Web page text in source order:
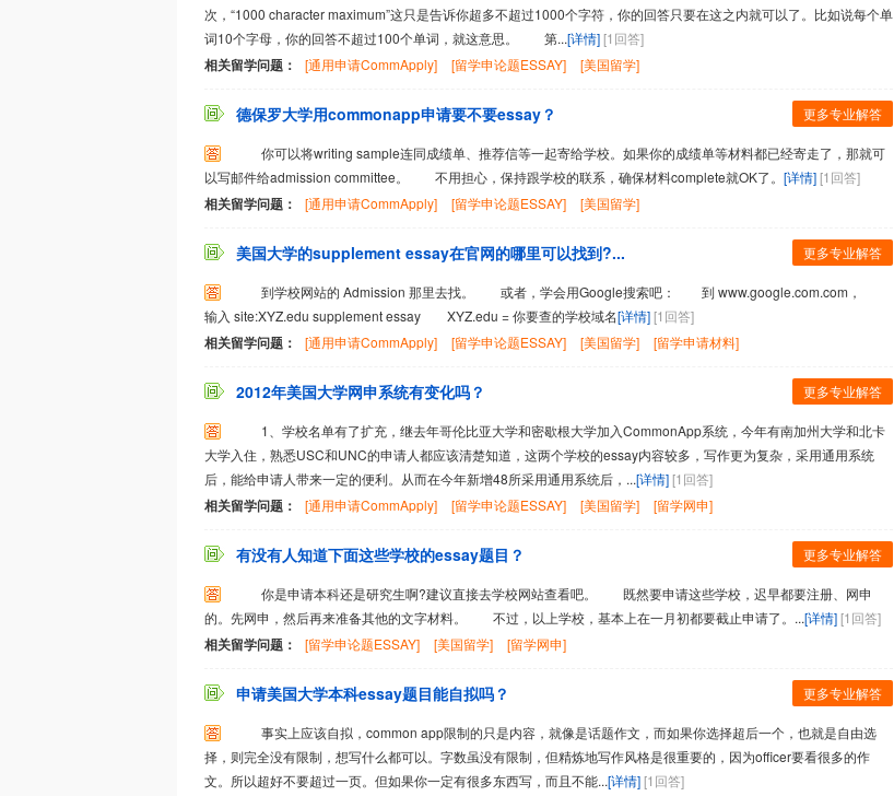
次，“1000 character maximum”这只是告诉你超多不超过1000个字符，你的回答只要在这之内就可以了。比如说每个单
词10个字母，你的回答不超过100个单词，就这意思。 第...[详情][1回答]
相关留学问题： [通用申请CommApply] [留学申论题ESSAY] [美国留学]
更多专业解答
德保罗大学用commonapp申请要不要essay？
你可以将writing sample连同成绩单、推荐信等一起寄给学校。如果你的成绩单等材料都已经寄走了，那就可
以写邮件给admission committee。 不用担心，保持跟学校的联系，确保材料complete就OK了。 [详情][1回答]
相关留学问题： [通用申请CommApply] [留学申论题ESSAY] [美国留学]
更多专业解答
美国大学的supplement essay在官网的哪里可以找到?...
到学校网站的 Admission 那里去找。 或者，学会用Google搜索吧： 到 www.google.com.com，
输入 site:XYZ.edu supplement essay XYZ.edu = 你要查的学校域名[详情][1回答]
相关留学问题： [通用申请CommApply] [留学申论题ESSAY] [美国留学] [留学申请材料]
更多专业解答
2012年美国大学网申系统有变化吗？
1、学校名单有了扩充，继去年哥伦比亚大学和密歇根大学加入CommonApp系统，今年有南加州大学和北卡
大学入住，熟悉USC和UNC的申请人都应该清楚知道，这两个学校的essay内容较多，写作更为复杂，采用通用系统
后，能给申请人带来一定的便利。从而在今年新增48所采用通用系统后，...[详情][1回答]
相关留学问题： [通用申请CommApply] [留学申论题ESSAY] [美国留学] [留学网申]
更多专业解答
有没有人知道下面这些学校的essay题目？
你是申请本科还是研究生啊?建议直接去学校网站查看吧。 既然要申请这些学校，迟早都要注册、网申
的。先网申，然后再来准备其他的文字材料。 不过，以上学校，基本上在一月初都要截止申请了。...[详情][1回答]
相关留学问题： [留学申论题ESSAY] [美国留学] [留学网申]
更多专业解答
申请美国大学本科essay题目能自拟吗？
事实上应该自拟，common app限制的只是内容，就像是话题作文，而如果你选择超后一个，也就是自由选
择，则完全没有限制，想写什么都可以。字数虽没有限制，但精炼地写作风格是很重要的，因为officer要看很多的作
文。所以超好不要超过一页。但如果你一定有很多东西写，而且不能...[详情][1回答]